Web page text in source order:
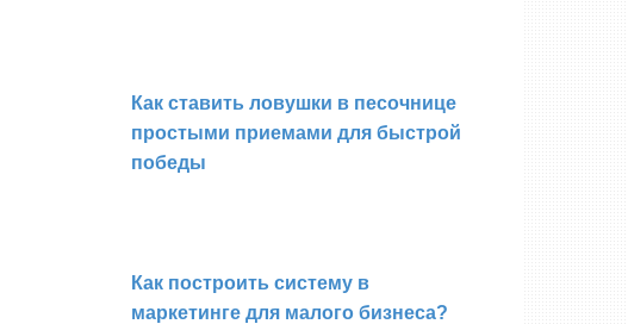
Как ставить ловушки в песочнице
простыми приемами для быстрой
победы
Как построить систему в
маркетинге для малого бизнеса?